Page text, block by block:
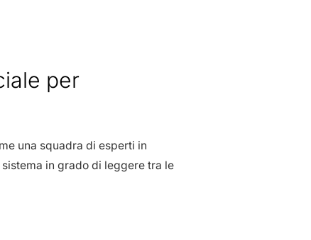
per
una squadra di esperti in
in grado di leggere tra le